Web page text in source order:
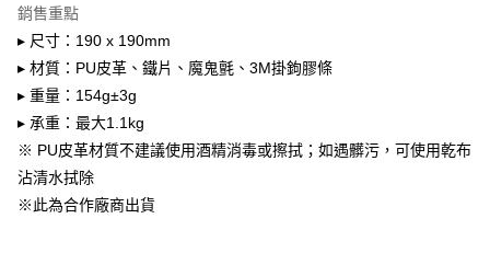
3.完整用戶服務條款，請詳閱以下連結：
銷售重點
▸ 尺寸：190 x 190mm
▸ 材質：PU皮革、鐵片、魔鬼氈、3M掛鉤膠條
▸ 重量：154g±3g
▸ 承重：最大1.1kg
※ PU皮革材質不建議使用酒精消毒或擦拭；如遇髒污，可使用乾布
沾清水拭除
※此為合作廠商出貨